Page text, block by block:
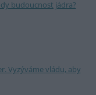
budoucnost jádra?
Vyzýváme vládu, aby